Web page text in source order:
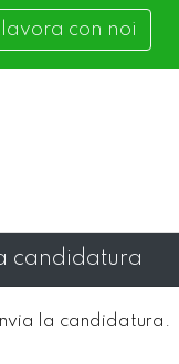
con noi
candidatura
la candidatura.